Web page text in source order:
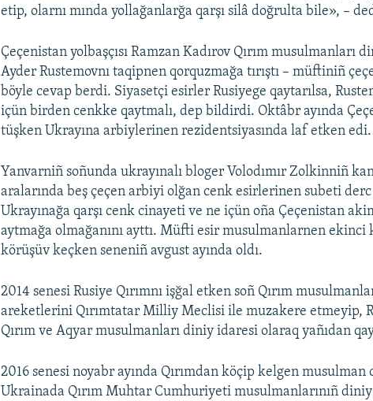
etip, olarnı mında yollağanlarğa qarşı silâ doğrulta bile», –
Çeçenistan yolbaşçısı Ramzan Kadırov Qırım musulmanları
Ayder Rustemovnı taqipnen qorquzmağa tırıştı – müftiniñ
böyle cevap berdi. Siyasetçi esirler Rusiyege qaytarılsa,
içün birden cenkke qaytmalı, dep bildirdi. Oktâbr ayında
tüşken Ukrayına arbiylerinen rezidentsiyasında laf etken edi.
Yanvarniñ soñunda ukrayınalı bloger Volodımır Zolkinniñ
aralarında beş çeçen arbiyi olğan cenk esirlerinen subeti
Ukrayınağa qarşı cenk cinayeti ve ne içün oña Çeçenistan
aytmağa olmağanını ayttı. Müfti esir musulmanlarnen
körüşüv keçken seneniñ avgust ayında oldı.
2014 senesi Rusiye Qırımnı işğal etken soñ Qırım
areketlerini Qırımtatar Milliy Meclisi ile muzakere etmeyip,
Qırım ve Aqyar musulmanları diniy idaresi olaraq yañıdan
2016 senesi noyabr ayında Qırımdan köçip kelgen musulman
Ukrainada Qırım Muhtar Cumhuriyeti musulmanlarınıñ